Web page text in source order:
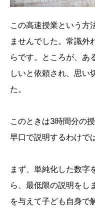
この高速授業という方
ませんでした。常識外
らです。ところが、あ
しいと依頼され、思い
た。
このときは3時間分の
早口で説明するわけで
まず、単純化した数字
ら、最低限の説明をし
を与えて子ども自身で